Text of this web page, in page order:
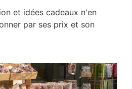
et idées cadeaux n'en
par ses prix et son